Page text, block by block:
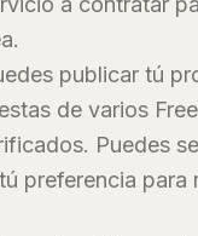
publicar tú
de varios
Puedes
preferencia para